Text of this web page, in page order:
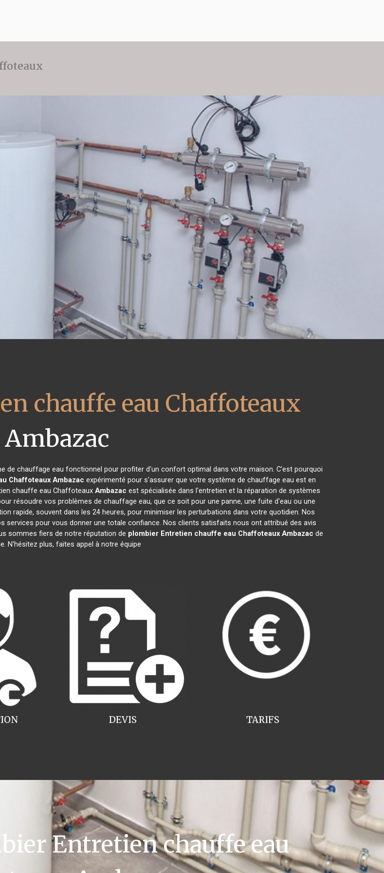
chauffe eau Chaffoteaux
Ambazac
de chauffage eau fonctionnel pour profiter d'un confort optimal dans votre maison. C'est pourquoi
Chaffoteaux Ambazac expérimenté pour s'assurer que votre système de chauffage eau est en
chauffe eau Chaffoteaux Ambazac est spécialisée dans l'entretien et la réparation de systèmes
résoudre vos problèmes de chauffage eau, que ce soit pour une panne, une fuite d'eau ou une
rapide, souvent dans les 24 heures, pour minimiser les perturbations dans votre quotidien. Nos
pour vous donner une totale confiance. Nos clients satisfaits nous ont attribué des avis
sommes fiers de notre réputation de plombier Entretien chauffe eau Chaffoteaux Ambazac de
N'hésitez plus, faites appel à notre équipe
TARIFS
DEVIS
Entretien chauffe eau